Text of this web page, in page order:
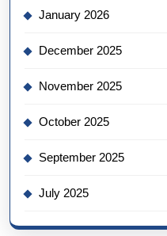
January 2026
December 2025
November 2025
October 2025
September 2025
July 2025